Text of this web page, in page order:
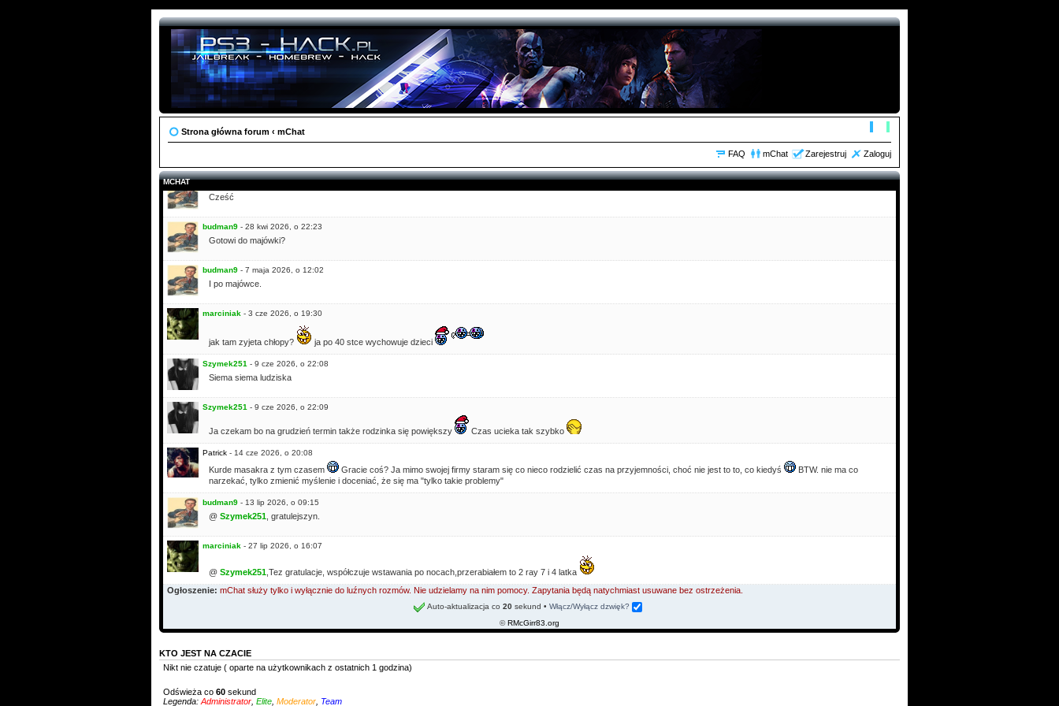
Strona główna forum ‹ mChat
FAQ mChat Zarejestruj Zaloguj
MCHAT
iraslbn- 20 mar 2026, o 19:01
siema, nie ma ani rozmow ani zlotów ? Ktoś chciałby sie kiedys spotkac w ogole gdzies PL ?
zajec - 27 mar 2026, o 13:50
Siema wszystkim
co raz mniej tu ludzi, a PS3 wiecznie żywe, właśnie wjechała aktualizacja 4.93 - daje znać, że wszystko na forum zaktualizowałem, dodałem linki itd
Pozdro!
Cześć
budman9 - 28 kwi 2026, o 22:23
Gotowi do majówki?
budman9 - 7 maja 2026, o 12:02
I po majówce.
marciniak - 3 cze 2026, o 19:30
jak tam zyjeta chłopy? ja po 40 stce wychowuje dzieci
Szymek251 - 9 cze 2026, o 22:08
Siema siema ludziska
Szymek251 - 9 cze 2026, o 22:09
Ja czekam bo na grudzień termin także rodzinka się powiększy Czas ucieka tak szybko
Patrick - 14 cze 2026, o 20:08
Kurde masakra z tym czasem Gracie coś? Ja mimo swojej firmy staram się co nieco rodzielić czas na przyjemności, choć nie jest to to, co kiedyś
BTW. nie ma co
narzekać, tylko zmienić myślenie i doceniać, że się ma "tylko takie problemy"
budman9 - 13 lip 2026, o 09:15
@ Szymek251 , gratulejszyn.
marciniak - 27 lip 2026, o 16:07
@ Szymek251 ,Tez gratulacje, współczuje wstawania po nocach,przerabiałem to 2 ray 7 i 4 latka
Ogłoszenie: mChat służy tylko i wyłącznie do luźnych rozmów. Nie udzielamy na nim pomocy. Zapytania będą natychmiast usuwane bez ostrzeżenia.
Auto-aktualizacja co 20 sekund • Włącz/Wyłącz dzwięk?
©RMcGirr83.org
KTO JEST NA CZACIE
Nikt nie czatuje ( oparte na użytkownikach z ostatnich 1 godzina)
Odświeża co 60 sekund
Legenda: Administrator Elite Moderator Team